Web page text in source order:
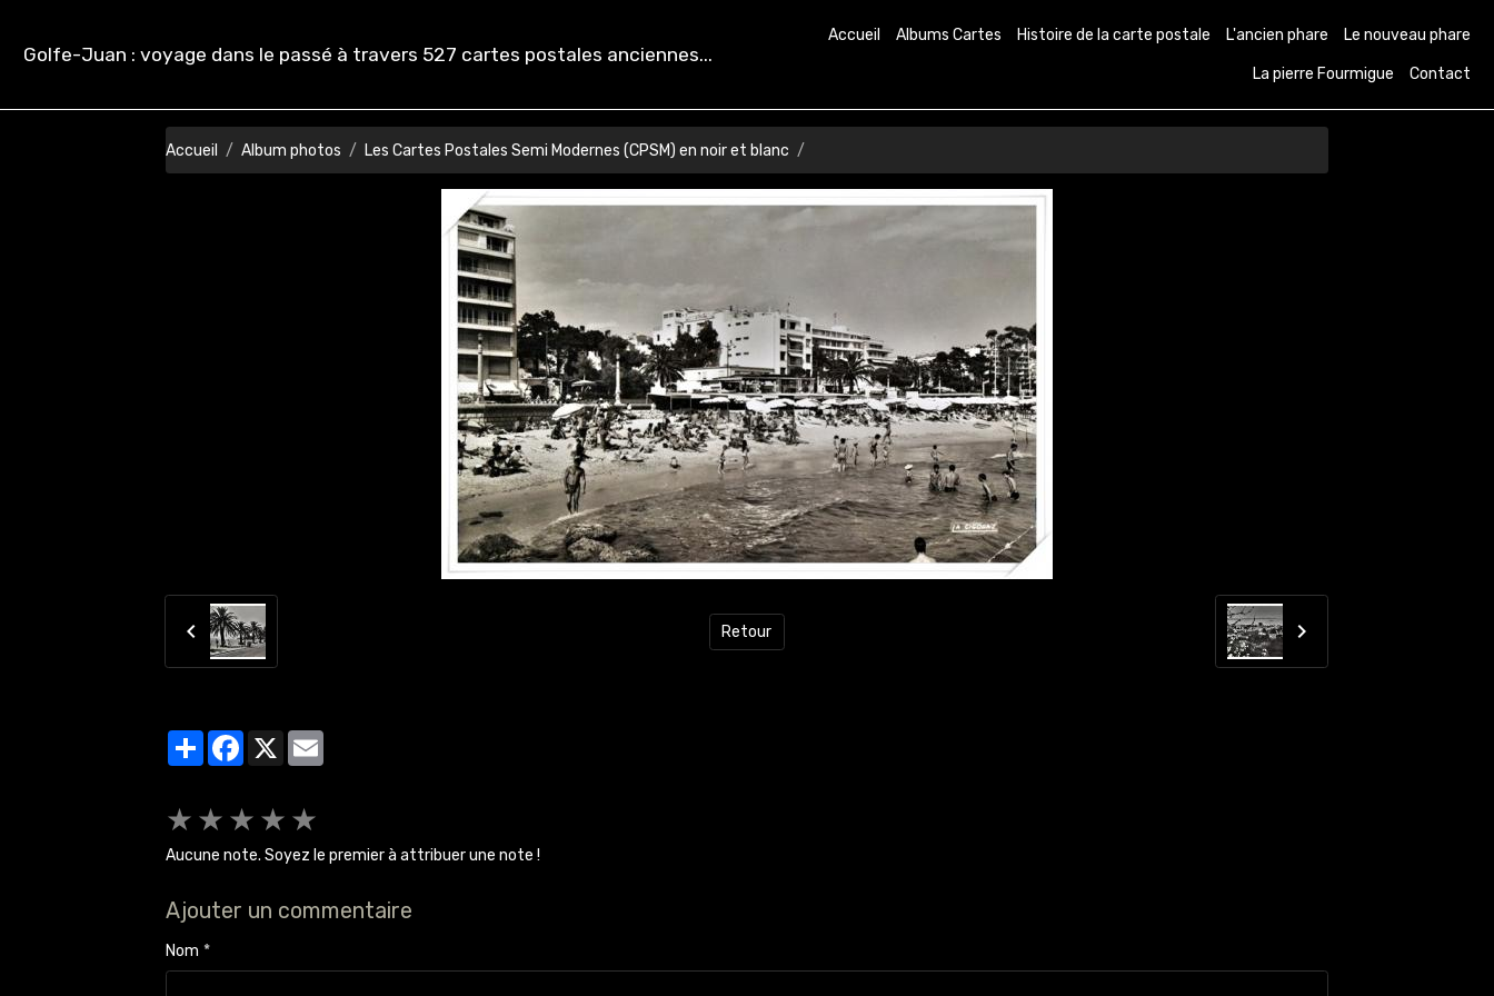
Golfe-Juan : voyage dans le passé à travers 527 cartes postales anciennes...
Accueil Albums Cartes Histoire de la carte postale L'ancien phare Le nouveau phare
La pierre Fourmigue Contact
Accueil Album photos Les Cartes Postales Semi Modernes (CPSM) en noir et blanc
Retour
PartagerFacebook
X
★ ★ ★ ★ ★
Aucune note. Soyez le premier à attribuer une note !
Ajouter un commentaire
Nom